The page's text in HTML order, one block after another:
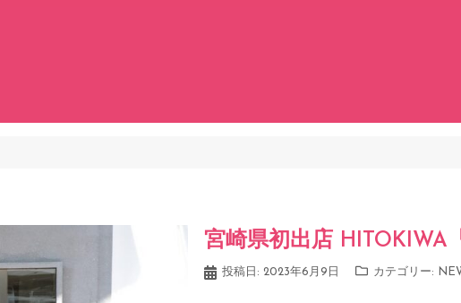
宮崎県初出店 HITOKIWA
投稿日: 2023年6月9日 カテゴリー: